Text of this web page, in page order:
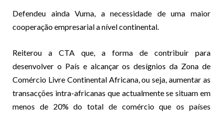
Defendeu ainda Vuma, a necessidade de uma maior
cooperação empresarial a nível continental.
Reiterou a CTA que, a forma de contribuir para
desenvolver o País e alcançar os desígnios da Zona de
Comércio Livre Continental Africana, ou seja, aumentar as
transacções intra-africanas que actualmente se situam em
menos de 20% do total de comércio que os países